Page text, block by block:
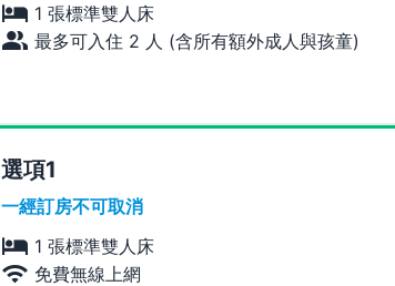
1 張標準雙人床
最多可入住 2 人 (含所有額外成人與孩童)
選項
一經訂房不可取消
1 張標準雙人床
免費無線上網